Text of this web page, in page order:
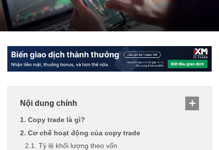
Nội dung chính
1. Copy trade là gì?
2. Cơ chế hoạt động của copy trade
2.1. Tỷ lệ khối lượng theo vốn